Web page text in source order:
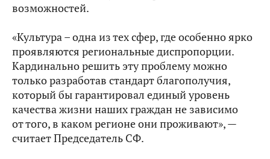
возможностей.
«Культура – одна из тех сфер, где особенно ярко
проявляются региональные диспропорции.
Кардинально решить эту проблему можно
только разработав стандарт благополучия,
который бы гарантировал единый уровень
качества жизни наших граждан не зависимо
от того, в каком регионе они проживают», —
считает Председатель СФ.